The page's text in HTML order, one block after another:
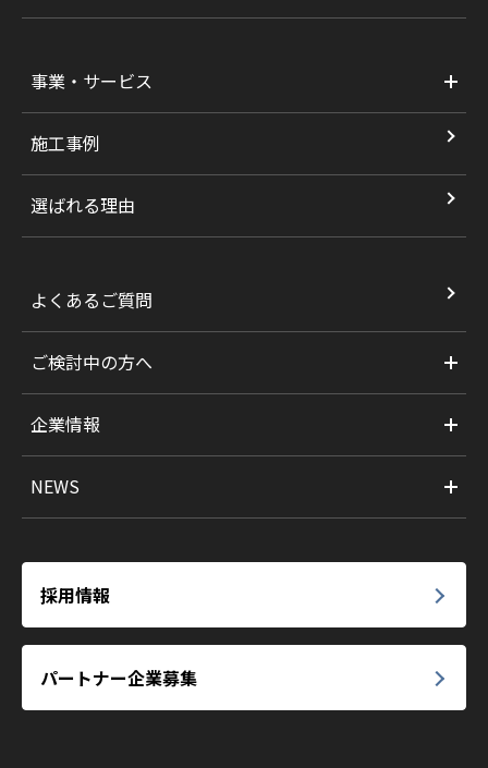
事業・サービス
施工事例
選ばれる理由
よくあるご質問
ご検討中の方へ
企業情報
NEWS
採用情報
パートナー企業募集